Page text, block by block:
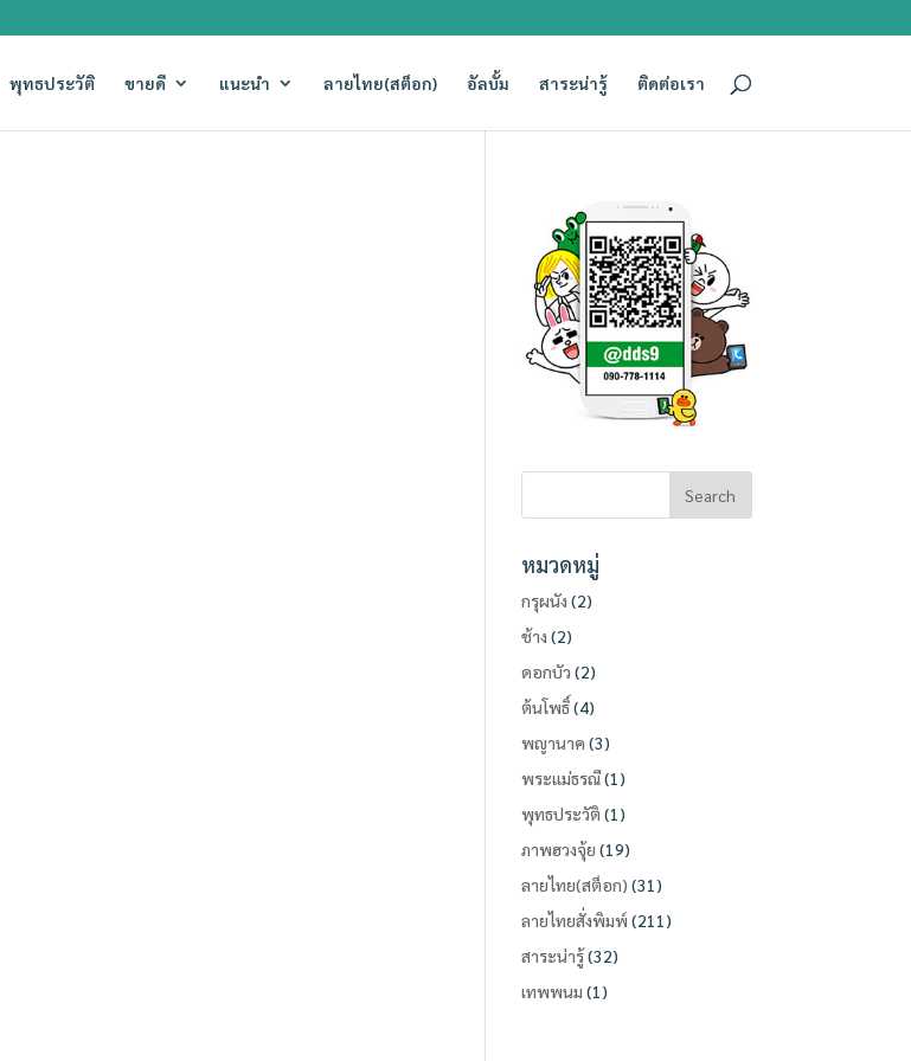
พุทธประวัติ ขายดี แนะนำ ลายไทย(สต็อก) อัลบั้ม สาระน่ารู้ ติดต่อเรา
หมวดหมู่
กรุผนัง (2)
ช้าง (2)
ดอกบัว (2)
ต้นโพธิ์(4)
พญานาค (3)
พระแม่ธรณี(1)
พุทธประวัติ (1)
ภาพฮวงจุ้ย (19)
ลายไทย(สต็อก) (31)
ลายไทยสั่งพิมพ์ (211)
สาระน่ารู้(32)
เทพพนม (1)